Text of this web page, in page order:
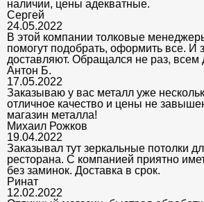
наличии, цены адекватные.
Сергей
24.05.2022
В этой компании толковые
помогут подобрать, оформить все. И
доставляют. Обращался не раз, всем
Антон Б.
17.05.2022
Заказываю у вас металл уже
отличное качество и цены не
магазин металла!
Михаил Рожков
19.04.2022
Заказывал тут зеркальные потолки
ресторана. С компанией приятно
без заминок. Доставка в срок.
Ринат
12.02.2022